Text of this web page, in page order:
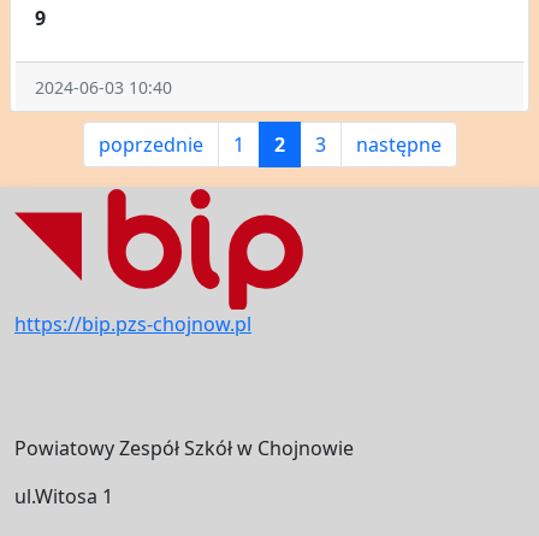
9
2024-06-03 10:40
poprzednie 1 2 3 następne
https://bip.pzs-chojnow.pl
Powiatowy Zespół Szkół w Chojnowie
ul.Witosa 1